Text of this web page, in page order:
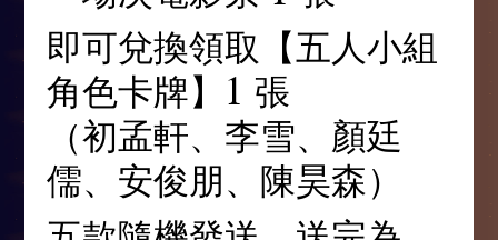
即可兌換領取【五人小組
角色卡牌】1 張
（初孟軒、李雪、顏廷
儒、安俊朋、陳昊森）